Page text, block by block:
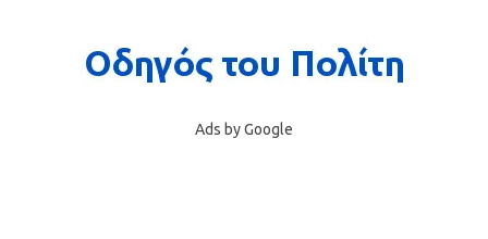
Ads by Google